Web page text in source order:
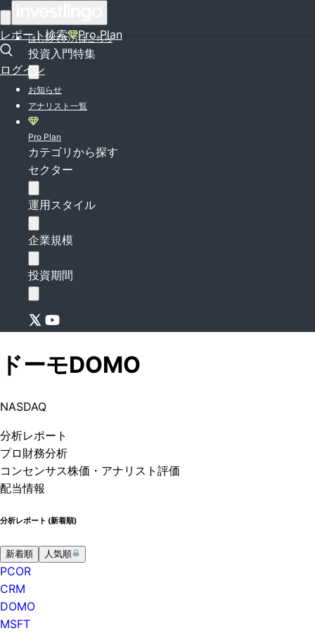
レポート検索 Pro Plan
ログイン
はじめての方はこちら
投資入門特集
お知らせ
アナリスト一覧
Pro Plan
カテゴリから探す
セクター
運用スタイル
企業規模
投資期間
ドーモDOMO
NASDAQ
分析レポート
プロ 財務分析
コンセンサス株価 ・アナリスト評価
配当情報
分析レポート (新着順)
新着順 人気順
PCOR
CRM
DOMO
MSFT